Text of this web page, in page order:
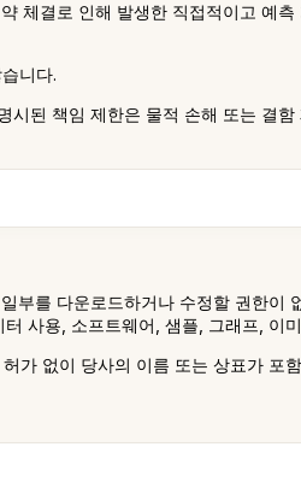
체결로 인해 발생한 직접적이고 예
니다.
된 책임 제한은 물적 손해 또는 결
를 다운로드하거나 수정할 권한이
사용, 소프트웨어, 샘플, 그래프, 이
가 없이 당사의 이름 또는 상표가